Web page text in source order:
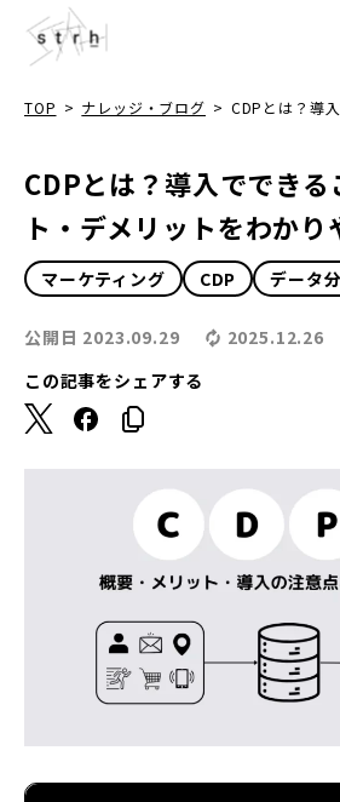
TOP > ナレッジ・ブログ > CDPとは？導
CDPとは？導入でできる
ト・デメリットをわかり
マーケティング CDP データ
公開日 2023.09.29
2025.12.26
この記事をシェアする